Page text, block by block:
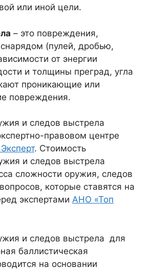
или иной цели.
– это повреждения,
(пулей, дробью,
от энергии
и толщины преград, угла
проникающие или
повреждения.
и следов выстрела
правовом центре
. Стоимость
и следов выстрела
сложности оружия, следов
которые ставятся на
экспертами АНО «Топ
и следов выстрела для
баллистическая
на основании